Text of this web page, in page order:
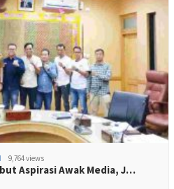
9,764 views
Aspirasi Awak Media, J…